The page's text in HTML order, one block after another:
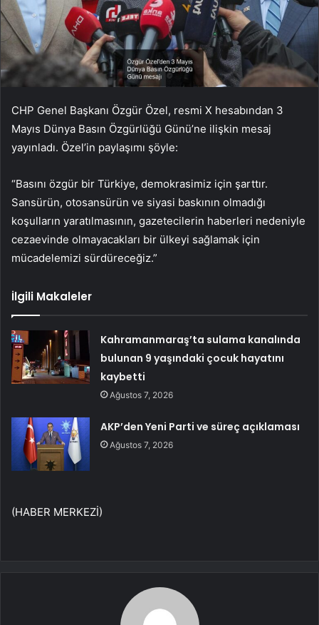
CHP Genel Başkanı Özgür Özel, resmi X hesabından 3
Mayıs Dünya Basın Özgürlüğü Günü’ne ilişkin mesaj
yayınladı. Özel’in paylaşımı şöyle:
“Basını özgür bir Türkiye, demokrasimiz için şarttır.
Sansürün, otosansürün ve siyasi baskının olmadığı
koşulların yaratılmasının, gazetecilerin haberleri nedeniyle
cezaevinde olmayacakları bir ülkeyi sağlamak için
mücadelemizi sürdüreceğiz.”
İlgili Makaleler
Kahramanmaraş’ta sulama kanalında
bulunan 9 yaşındaki çocuk hayatını
kaybetti
Ağustos 7, 2026
AKP’den Yeni Parti ve süreç açıklaması
Ağustos 7, 2026
(HABER MERKEZİ)